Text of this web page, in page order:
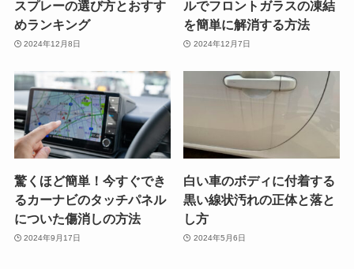
スプレーの選び方とおすす
めランキング
2024年12月8日
ルでフロントガラスの凍結
を簡単に解消する方法
2024年12月7日
驚くほど簡単！今すぐでき
るカーナビのタッチパネル
についた傷消しの方法
2024年9月17日
白い車のボディに付着する
黒い線状汚れの正体と落と
し方
2024年5月6日